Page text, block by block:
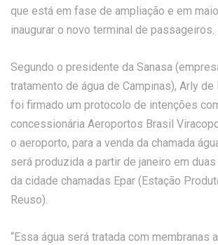
que está em fase de ampliação e em
inaugurar o novo terminal de passageiros.
Segundo o presidente da Sanasa
tratamento de água de Campinas), Arly de
foi firmado um protocolo de intenções
concessionária Aeroportos Brasil
o aeroporto, para a venda da chamada
será produzida a partir de janeiro em
da cidade chamadas Epar (Estação
Reuso).
“Essa água será tratada com membranas